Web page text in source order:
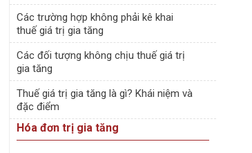
Các trường hợp không phải kê khai
thuế giá trị gia tăng
Các đối tượng không chịu thuế giá trị
gia tăng
Thuế giá trị gia tăng là gì? Khái niệm và
đặc điểm
Hóa đơn trị gia tăng